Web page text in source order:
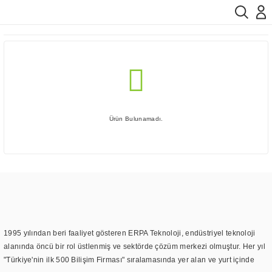
Ürün Bulunamadı.
1995 yılından beri faaliyet gösteren ERPA Teknoloji, endüstriyel teknoloji
alanında öncü bir rol üstlenmiş ve sektörde çözüm merkezi olmuştur. Her yıl
"Türkiye'nin ilk 500 Bilişim Firması" sıralamasında yer alan ve yurt içinde